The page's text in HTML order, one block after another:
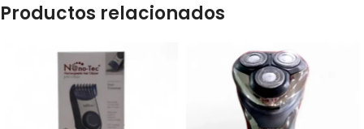
Productos relacionados